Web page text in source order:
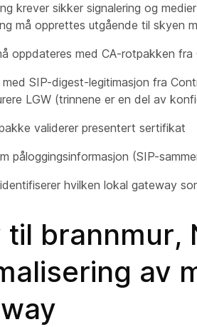
krever sikker signalering og
må opprettes utgående til skyen
oppdateres med CA-rotpakken fra
SIP-digest-legitimasjon fra
LGW (trinnene er en del av
validerer presentert sertifikat
påloggingsinformasjon (SIP-
hvilken lokal gateway
til brannmur,
av